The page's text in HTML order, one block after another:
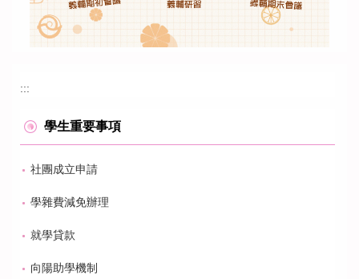
:::
學生重要事項
社團成立申請
學雜費減免辦理
就學貸款
向陽助學機制